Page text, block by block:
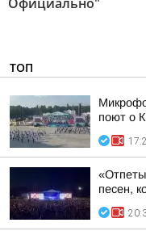
ТОП
поют о
песен,